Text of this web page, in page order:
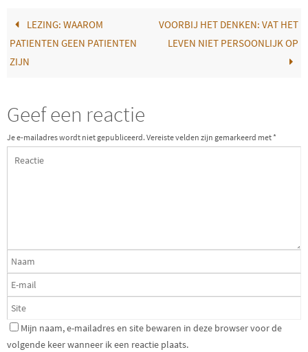
LEZING: WAAROM
PATIENTEN GEEN PATIENTEN
ZIJN
VOORBIJ HET DENKEN: VAT HET
LEVEN NIET PERSOONLIJK OP
Geef een reactie
Je e-mailadres wordt niet gepubliceerd. Vereiste velden zijn gemarkeerd met *
Mijn naam, e-mailadres en site bewaren in deze browser voor de
volgende keer wanneer ik een reactie plaats.